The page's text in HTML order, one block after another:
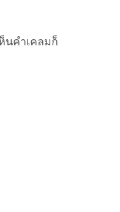
นคำเคลมก็